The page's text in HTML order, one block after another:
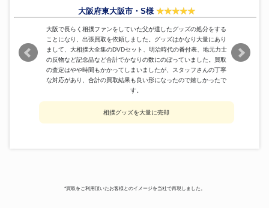
大阪府東大阪市・S様
大阪で長らく相撲ファンをしていた父が遺したグッズの処分をする
ことになり、出張買取を依頼しました。グッズはかなり大量にあり
まして、大相撲大全集のDVDセット、明治時代の番付表、地元力士
の反物など記念品など合計でかなりの数にのぼっていました。買取
の査定はやや時間もかかってしまいましたが、スタッフさんの丁寧
な対応があり、合計の買取結果も良い形になったので嬉しかったで
す。
相撲グッズを大量に売却
*買取をご利用頂いたお客様とのイメージを当社で再現しました。